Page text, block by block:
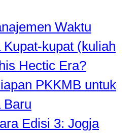
Waktu
Kupat-kupat (kuliah
Hectic Era?
PKKMB untuk
Baru
Edisi 3: Jogja